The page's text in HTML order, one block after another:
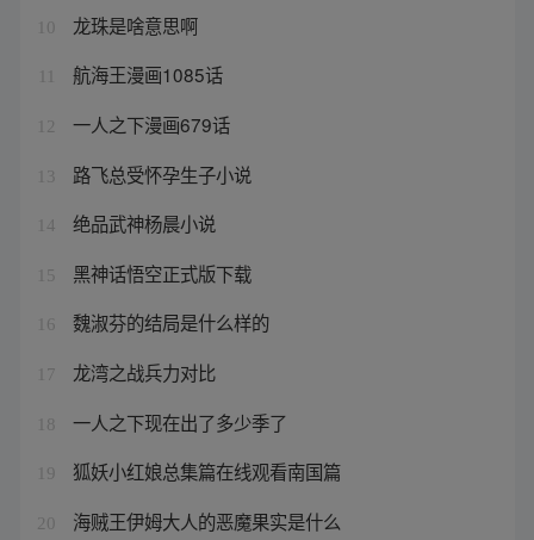
10 龙珠是啥意思啊
航海王漫画1085话
12 一人之下漫画679话
13 路飞总受怀孕生子小说
14 绝品武神杨晨小说
15 黑神话悟空正式版下载
16 魏淑芬的结局是什么样的
17 龙湾之战兵力对比
18 一人之下现在出了多少季了
19 狐妖小红娘总集篇在线观看南国篇
20 海贼王伊姆大人的恶魔果实是什么